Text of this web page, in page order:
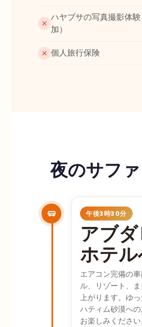
ハヤブサの写真撮影体
加）
個人旅行保険
夜のサフ
午後3時30分
アブ
ホテ
エアコン完備の
ル、リゾート、
上がります。ゆ
ハティム砂漠へ
お楽しみください